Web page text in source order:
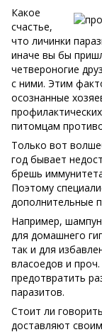
Какое
счастье,
что личинки
иначе вы бы
четвероногие
с ними. Этим
осознанные
питомцам
Только вот
год бывает
брешь
Поэтому
дополнительные
Например,
для домашнего
так и для
власоедов и
предотвратить
паразитов.
Стоит ли
доставляют